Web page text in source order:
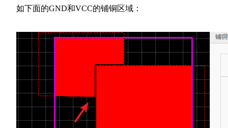
如下面的GND和VCC的铺铜区域：